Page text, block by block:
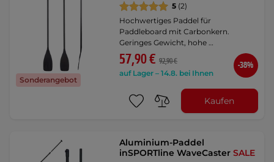
Sonderangebot
5 (2)
Hochwertiges Paddel für
Paddleboard mit Carbonkern.
Geringes Gewicht, hohe …
57,90 € 92,90 €
auf Lager – 14.8. bei Ihnen
-38%
Kaufen
Aluminium-Paddel
inSPORTline WaveCasterSALE